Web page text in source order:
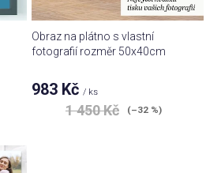
Obraz na plátno s vlastní
fotografií rozměr 50x40cm
983 Kč/ ks
1 450 Kč (–32 %)